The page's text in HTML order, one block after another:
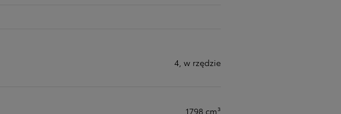
4, w rzędzie
1798 cm³